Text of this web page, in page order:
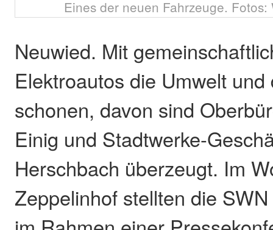
Eines der neuen Fahrzeuge.
Neuwied. Mit
Elektroautos die Umwelt
schonen, davon sind
Einig und Stadtwerke-
Herschbach überzeugt. Im
Zeppelinhof stellten die